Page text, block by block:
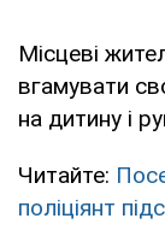
Місцеві
вгамувати
на дитину і
Читайте:
поліціянт